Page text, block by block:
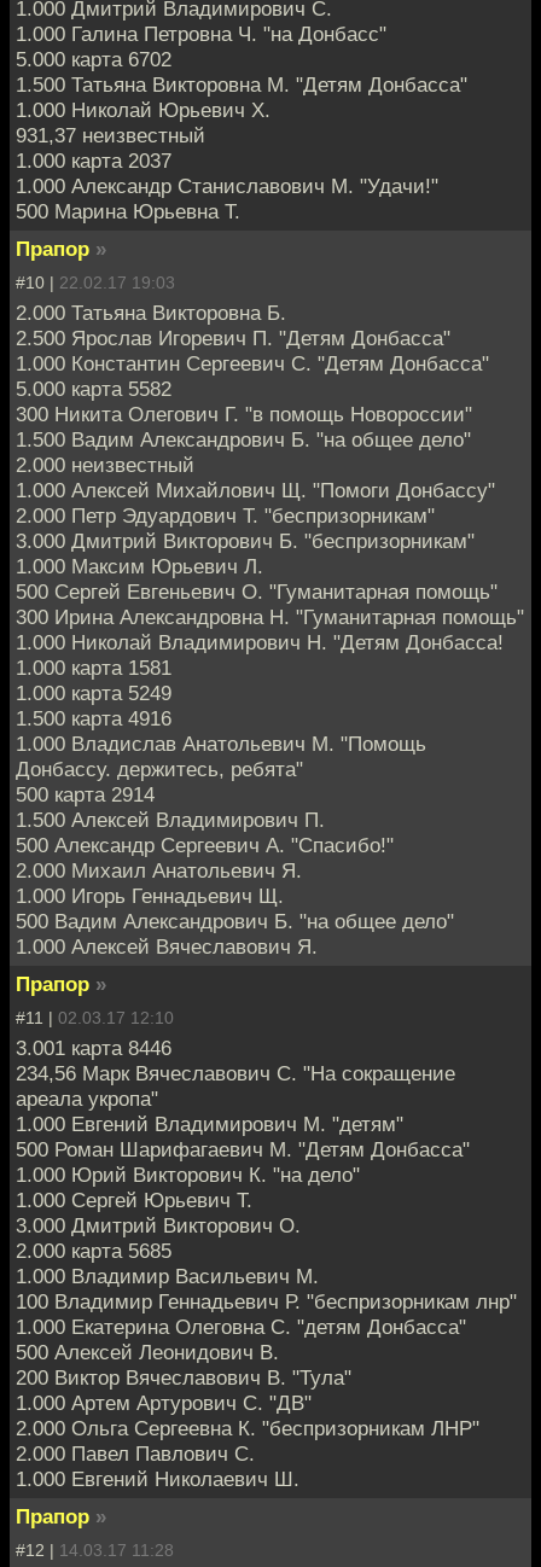
1.000 Дмитрий Владимирович С.
1.000 Галина Петровна Ч. "на Донбасс"
5.000 карта 6702
1.500 Татьяна Викторовна М. "Детям Донбасса"
1.000 Николай Юрьевич Х.
931,37 неизвестный
1.000 карта 2037
1.000 Александр Станиславович М. "Удачи!"
500 Марина Юрьевна Т.
Прапор »
#10 | 22.02.17 19:03
2.000 Татьяна Викторовна Б.
2.500 Ярослав Игоревич П. "Детям Донбасса"
1.000 Константин Сергеевич С. "Детям Донбасса"
5.000 карта 5582
300 Никита Олегович Г. "в помощь Новороссии"
1.500 Вадим Александрович Б. "на общее дело"
2.000 неизвестный
1.000 Алексей Михайлович Щ. "Помоги Донбассу"
2.000 Петр Эдуардович Т. "беспризорникам"
3.000 Дмитрий Викторович Б. "беспризорникам"
1.000 Максим Юрьевич Л.
500 Сергей Евгеньевич О. "Гуманитарная помощь"
300 Ирина Александровна Н. "Гуманитарная помощь"
1.000 Николай Владимирович Н. "Детям Донбасса!
1.000 карта 1581
1.000 карта 5249
1.500 карта 4916
1.000 Владислав Анатольевич М. "Помощь
Донбассу. держитесь, ребята"
500 карта 2914
1.500 Алексей Владимирович П.
500 Александр Сергеевич А. "Спасибо!"
2.000 Михаил Анатольевич Я.
1.000 Игорь Геннадьевич Щ.
500 Вадим Александрович Б. "на общее дело"
1.000 Алексей Вячеславович Я.
Прапор »
#11 | 02.03.17 12:10
3.001 карта 8446
234,56 Марк Вячеславович С. "На сокращение
ареала укропа"
1.000 Евгений Владимирович М. "детям"
500 Роман Шарифагаевич М. "Детям Донбасса"
1.000 Юрий Викторович К. "на дело"
1.000 Сергей Юрьевич Т.
3.000 Дмитрий Викторович О.
2.000 карта 5685
1.000 Владимир Васильевич М.
100 Владимир Геннадьевич Р. "беспризорникам лнр"
1.000 Екатерина Олеговна С. "детям Донбасса"
500 Алексей Леонидович В.
200 Виктор Вячеславович В. "Тула"
1.000 Артем Артурович С. "ДВ"
2.000 Ольга Сергеевна К. "беспризорникам ЛНР"
2.000 Павел Павлович С.
1.000 Евгений Николаевич Ш.
Прапор »
#12 | 14.03.17 11:28